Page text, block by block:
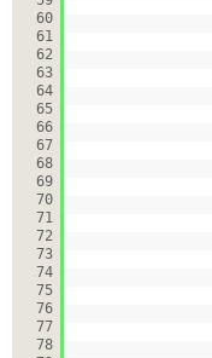
60
61
62
63
64
65
66
67
68
69
70
71
72
73
74
75
76
77
78